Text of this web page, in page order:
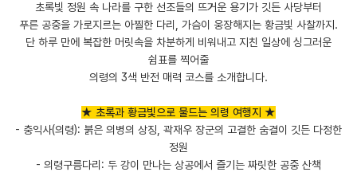
초록빛 정원 속 나라를 구한 선조들의 뜨거운 용기가 깃든 사당부터
푸른 공중을 가로지르는 아찔한 다리, 가슴이 웅장해지는 황금빛 사찰까지.
단 하루 만에 복잡한 머릿속을 차분하게 비워내고 지친 일상에 싱그러운
쉼표를 찍어줄
의령의 3색 반전 매력 코스를 소개합니다.
★ 초록과 황금빛으로 물드는 의령 여행지 ★
- 충익사(의령): 붉은 의병의 상징, 곽재우 장군의 고결한 숨결이 깃든 다정한
정원
- 의령구름다리: 두 강이 만나는 상공에서 즐기는 짜릿한 공중 산책